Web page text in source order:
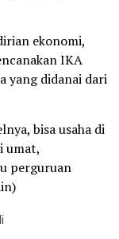
ekonomi,
IKA
yang didanai dari
bisa usaha di
umat,
perguruan